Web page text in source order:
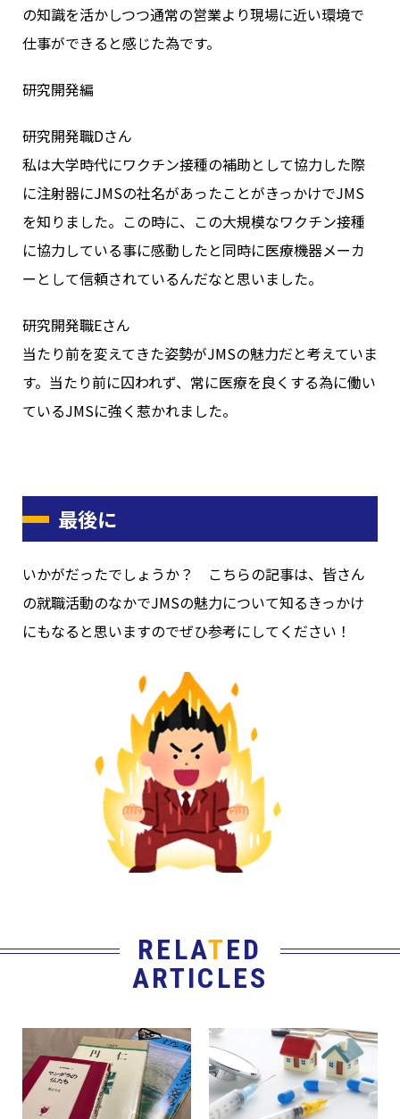
の知識を活かしつつ通常の営業より現場に近い環境で
仕事ができると感じた為です。
研究開発編
研究開発職Dさん
私は大学時代にワクチン接種の補助として協力した際
に注射器にJMSの社名があったことがきっかけでJMS
を知りました。この時に、この大規模なワクチン接種
に協力している事に感動したと同時に医療機器メーカ
ーとして信頼されているんだなと思いました。
研究開発職Eさん
当たり前を変えてきた姿勢がJMSの魅力だと考えていま
す。当たり前に囚われず、常に医療を良くする為に働い
ているJMSに強く惹かれました。
最後に
いかがだったでしょうか？ こちらの記事は、皆さん
の就職活動のなかでJMSの魅力について知るきっかけ
にもなると思いますのでぜひ参考にしてください！
RELATED
ARTICLES